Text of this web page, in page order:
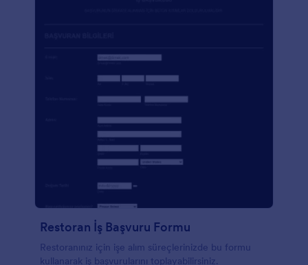
Restoran İş Başvuru Formu
Restoranınız için işe alım süreçlerinizde bu formu
kullanarak iş başvurularını toplayabilirsiniz.